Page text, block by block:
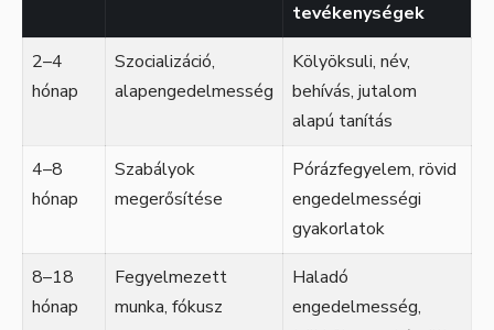
tevékenységek
2–4
hónap
Szocializáció,
alapengedelmesség
Kölyöksuli, név,
behívás, jutalom
alapú tanítás
4–8
hónap
Szabályok
megerősítése
Pórázfegyelem, rövid
engedelmességi
gyakorlatok
8–18
hónap
Fegyelmezett
munka, fókusz
Haladó
engedelmesség,